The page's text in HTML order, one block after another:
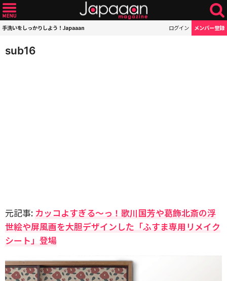
手洗いをしっかりしよう！Japaaan ログイン メンバー登録
sub16
元記事: カッコよすぎる〜っ！歌川国芳や葛飾北斎の浮
世絵や屏風画を大胆デザインした「ふすま専用リメイク
シート」登場